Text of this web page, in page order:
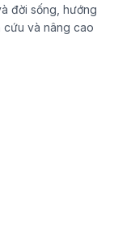
đời sống, hướng
cứu và nâng cao